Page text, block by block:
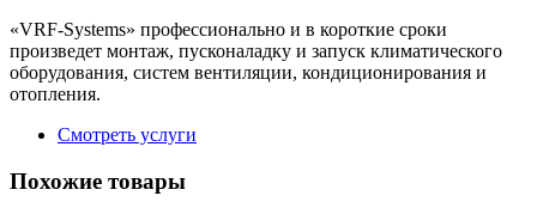
«VRF-Systems» профессионально и в короткие сроки
произведет монтаж, пусконаладку и запуск климатического
оборудования, систем вентиляции, кондиционирования и
отопления.
Смотреть услуги
Похожие товары